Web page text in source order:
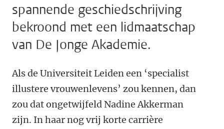
spannende geschiedschrijving
bekroond met een lidmaatschap
van De Jonge Akademie.
Als de Universiteit Leiden een ‘specialist
illustere vrouwenlevens’ zou kennen, dan
zou dat ongetwijfeld Nadine Akkerman
zijn. In haar nog vrij korte carrière